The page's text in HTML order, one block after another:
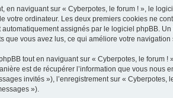
en naviguant sur « Cyberpotes, le forum ! », le
ordinateur. Les deux premiers cookies ne
assignés par le logiciel phpBB.
que vous avez lus, ce qui améliore votre navigation
tout en naviguant sur « Cyberpotes, le forum
est de récupérer l’information que vous nous
invités »), l’enregistrement sur «
»).